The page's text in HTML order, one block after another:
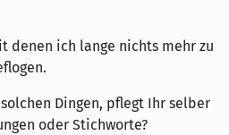
denen ich lange nichts mehr zu
Dingen, pflegt Ihr selber
oder Stichworte?